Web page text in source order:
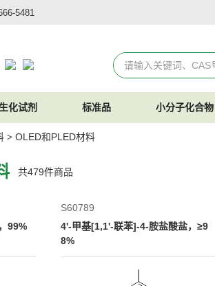
5481
化试剂 标准品 小分子化合物
> OLED和PLED材料
共479件商品
99%
S60789
4'-甲基[1,1'-联苯]-4-胺盐酸盐，≥9
8%